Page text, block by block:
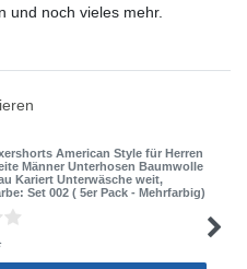
und noch vieles mehr.
American Style für Herren
Männer Unterhosen Baumwolle
Kariert Unterwäsche weit,
Set 002 ( 5er Pack - Mehrfarbig)